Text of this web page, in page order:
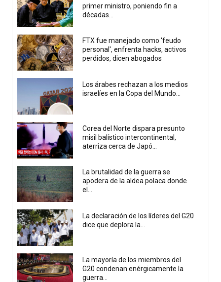
primer ministro, poniendo fin a
décadas...
FTX fue manejado como 'feudo
personal', enfrenta hacks, activos
perdidos, dicen abogados
Los árabes rechazan a los medios
israelíes en la Copa del Mundo...
Corea del Norte dispara presunto
misil balístico intercontinental,
aterriza cerca de Japó...
La brutalidad de la guerra se
apodera de la aldea polaca donde
el...
La declaración de los líderes del G20
dice que deplora la...
La mayoría de los miembros del
G20 condenan enérgicamente la
guerra...